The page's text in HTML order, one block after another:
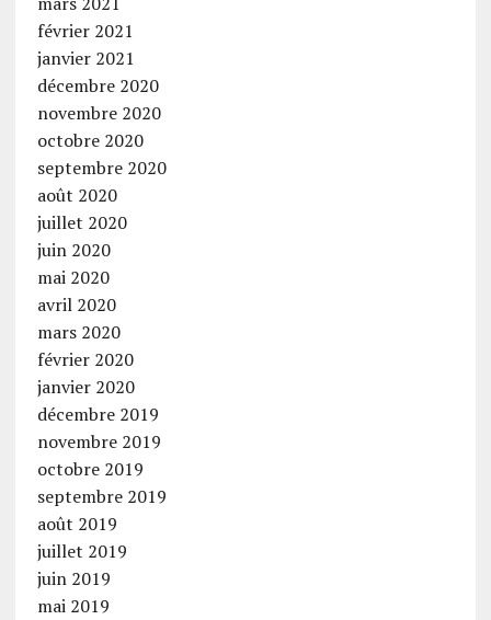
février 2021
janvier 2021
décembre 2020
novembre 2020
octobre 2020
septembre 2020
août 2020
juillet 2020
juin 2020
mai 2020
avril 2020
mars 2020
février 2020
janvier 2020
décembre 2019
novembre 2019
octobre 2019
septembre 2019
août 2019
juillet 2019
juin 2019
mai 2019